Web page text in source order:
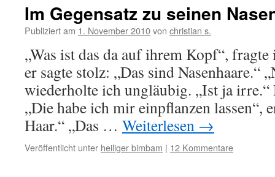
Im Gegensatz zu seinen
Publiziert am 1. November 2010von christian s.
„Was ist das da auf ihrem Kopf“,
er sagte stolz: „Das sind Nasenhaare.“
wiederholte ich ungläubig. „Ist ja irre.“
„Die habe ich mir einpflanzen lassen“,
Haar.“ „Das … Weiterlesen →
Veröffentlicht unter heiliger bimbam | 12 Kommentare